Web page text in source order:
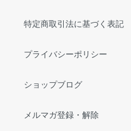
特定商取引法に基づく表記
プライバシーポリシー
ショップブログ
メルマガ登録・解除